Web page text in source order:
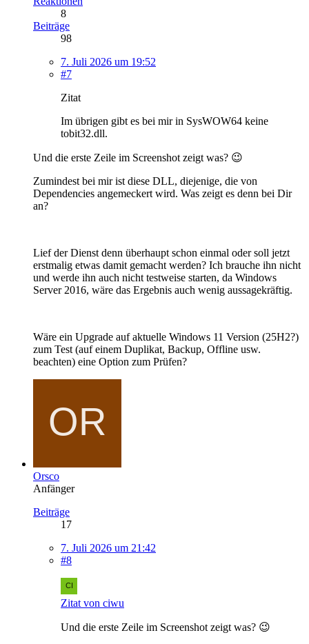
8
Beiträge
98
7. Juli 2026 um 19:52
#7
Zitat
Im übrigen gibt es bei mir in SysWOW64 keine
tobit32.dll.
Und die erste Zeile im Screenshot zeigt was? 😉
Zumindest bei mir ist diese DLL, diejenige, die von
Dependencies angemeckert wird. Was zeigt es denn bei Dir
an?
Lief der Dienst denn überhaupt schon einmal oder soll jetzt
erstmalig etwas damit gemacht werden? Ich brauche ihn nicht
und werde ihn auch nicht testweise starten, da Windows
Server 2016, wäre das Ergebnis auch wenig aussagekräftig.
Wäre ein Upgrade auf aktuelle Windows 11 Version (25H2?)
zum Test (auf einem Duplikat, Backup, Offline usw.
beachten) eine Option zum Prüfen?
Orsco
Anfänger
Beiträge
17
7. Juli 2026 um 21:42
#8
Zitat von ciwu
Und die erste Zeile im Screenshot zeigt was? 😉